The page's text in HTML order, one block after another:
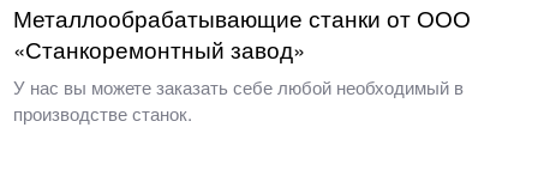
Металлообрабатывающие станки от ООО
«Станкоремонтный завод»
У нас вы можете заказать себе любой необходимый в
производстве станок.